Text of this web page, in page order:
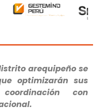
arequipeño se
optimizarán sus
con